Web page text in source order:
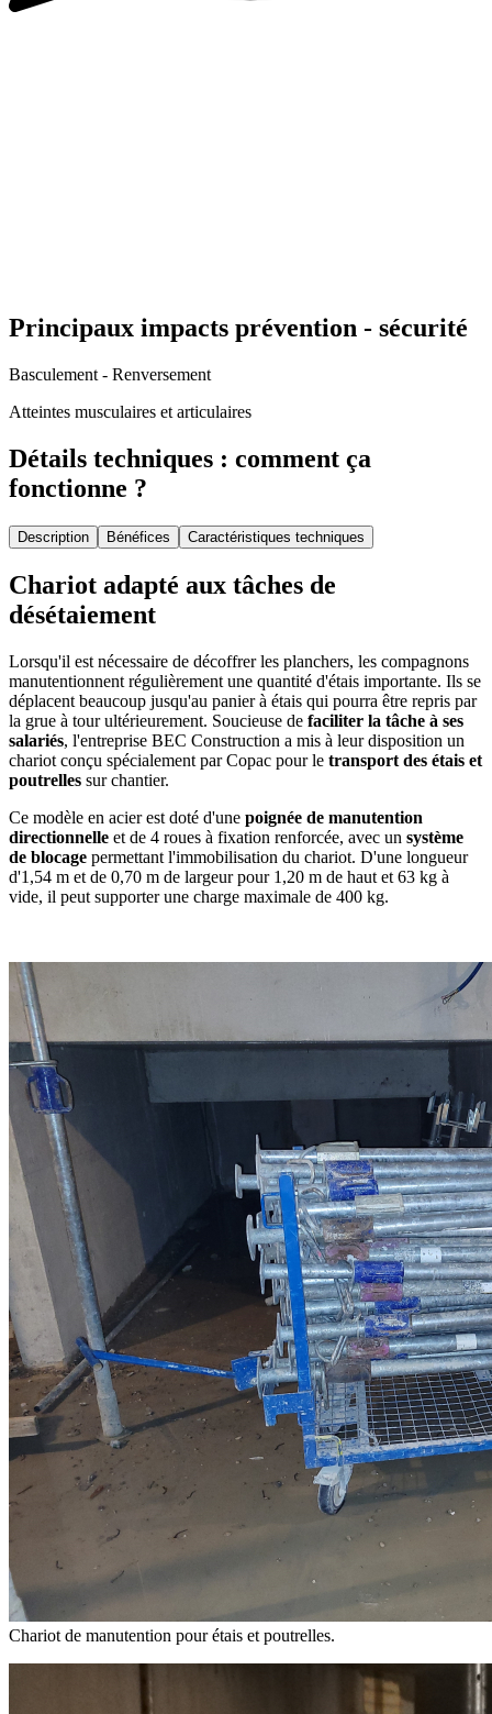
Principaux impacts prévention - sécurité
Basculement - Renversement
Atteintes musculaires et articulaires
Détails techniques : comment ça
fonctionne ?
Description Bénéfices Caractéristiques techniques
Chariot adapté aux tâches de
désétaiement
Lorsqu'il est nécessaire de décoffrer les planchers, les compagnons
manutentionnent régulièrement une quantité d'étais importante. Ils se
déplacent beaucoup jusqu'au panier à étais qui pourra être repris par
la grue à tour ultérieurement. Soucieuse de faciliter la tâche à ses
salariés, l'entreprise BEC Construction a mis à leur disposition un
chariot conçu spécialement par Copac pour le transport des étais et
poutrelles sur chantier.
Ce modèle en acier est doté d'une poignée de manutention
directionnelle et de 4 roues à fixation renforcée, avec un système
de blocage permettant l'immobilisation du chariot. D'une longueur
d'1,54 m et de 0,70 m de largeur pour 1,20 m de haut et 63 kg à
vide, il peut supporter une charge maximale de 400 kg.
Chariot de manutention pour étais et poutrelles.